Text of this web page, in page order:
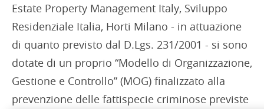
Estate Property Management Italy, Sviluppo
Residenziale Italia, Horti Milano - in attuazione
di quanto previsto dal D.Lgs. 231/2001 - si sono
dotate di un proprio “Modello di Organizzazione,
Gestione e Controllo” (MOG) finalizzato alla
prevenzione delle fattispecie criminose previste